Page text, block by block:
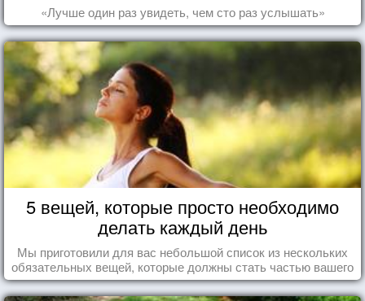
«Лучше один раз увидеть, чем сто раз услышать»
5 вещей, которые просто необходимо
делать каждый день
Мы приготовили для вас небольшой список из нескольких
обязательных вещей, которые должны стать частью вашего
дня.